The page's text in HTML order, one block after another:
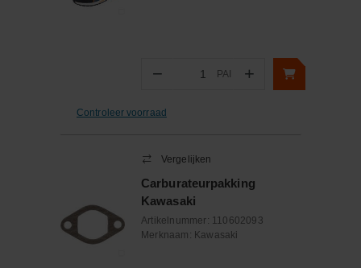
− Aantal
PAI +
Controleer voorraad
Vergelijken
Carburateurpakking
Kawasaki
Artikelnummer: 110602093
Merknaam: Kawasaki